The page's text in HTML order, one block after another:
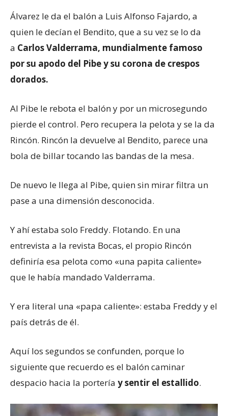
Álvarez le da el balón a Luis Alfonso Fajardo, a
quien le decían el Bendito, que a su vez se lo da
a Carlos Valderrama, mundialmente famoso
por su apodo del Pibe y su corona de crespos
dorados.
Al Pibe le rebota el balón y por un microsegundo
pierde el control. Pero recupera la pelota y se la da
Rincón. Rincón la devuelve al Bendito, parece una
bola de billar tocando las bandas de la mesa.
De nuevo le llega al Pibe, quien sin mirar filtra un
pase a una dimensión desconocida.
Y ahí estaba solo Freddy. Flotando. En una
entrevista a la revista Bocas, el propio Rincón
definiría esa pelota como «una papita caliente»
que le había mandado Valderrama.
Y era literal una «papa caliente»: estaba Freddy y el
país detrás de él.
Aquí los segundos se confunden, porque lo
siguiente que recuerdo es el balón caminar
despacio hacia la portería y sentir el estallido.